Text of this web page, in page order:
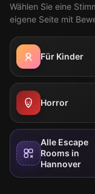
Wählen Sie eine
eigene Seite mit
Für Kinder
Horror
Alle Escape
Rooms in
Hannover